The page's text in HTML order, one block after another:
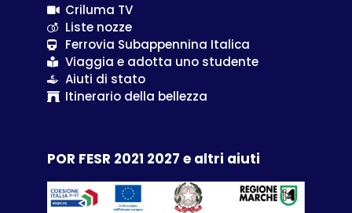
Criluma TV
Liste nozze
Ferrovia Subappennina Italica
Viaggia e adotta uno studente
Aiuti di stato
Itinerario della bellezza
POR FESR 2021 2027 e altri aiuti